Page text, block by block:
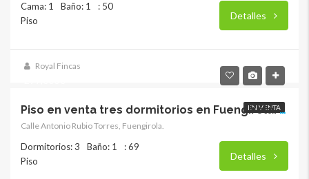
Cama: 1 Baño: 1
: 50
Piso
Detalles
Royal Fincas
EN VENTAPiso en venta tres dormitorios en Fuengirola. RY-17856
Calle Antonio Rubio Torres, Fuengirola.
Dormitorios: 3 Baño: 1
: 69
Piso
Detalles